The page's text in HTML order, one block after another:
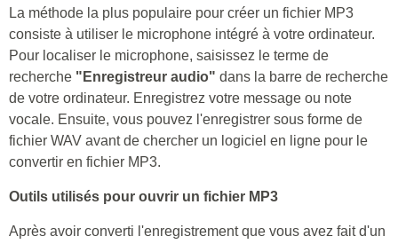
La méthode la plus populaire pour créer un fichier MP3
consiste à utiliser le microphone intégré à votre ordinateur.
Pour localiser le microphone, saisissez le terme de
recherche "Enregistreur audio" dans la barre de recherche
de votre ordinateur. Enregistrez votre message ou note
vocale. Ensuite, vous pouvez l'enregistrer sous forme de
fichier WAV avant de chercher un logiciel en ligne pour le
convertir en fichier MP3.
Outils utilisés pour ouvrir un fichier MP3
Après avoir converti l'enregistrement que vous avez fait d'un